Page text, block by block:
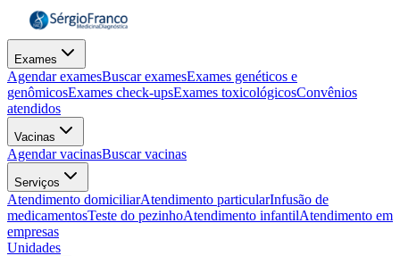
Exames
Agendar examesBuscar examesExames genéticos e
genômicosExames check-upsExames toxicológicosConvênios
atendidos
Vacinas
Agendar vacinasBuscar vacinas
Serviços
Atendimento domiciliarAtendimento particularInfusão de
medicamentosTeste do pezinhoAtendimento infantilAtendimento em
empresas
Unidades